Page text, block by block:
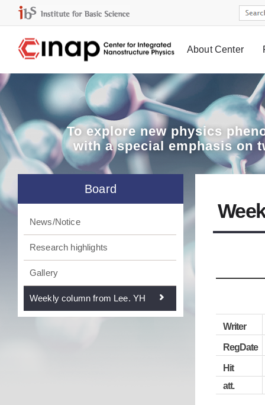
About Center
To explorenew physics
with a special emphasis on
Board
News/Notice
Research highlights
Gallery
Weekly column from Lee. YH
Writer
RegDate
Hit
att.